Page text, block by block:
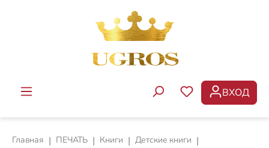
Перейти к основному содержанию
У ВАС ЕСТЬ
ВХОД
Главная | ПЕЧАТЬ | Книги | Детские книги |